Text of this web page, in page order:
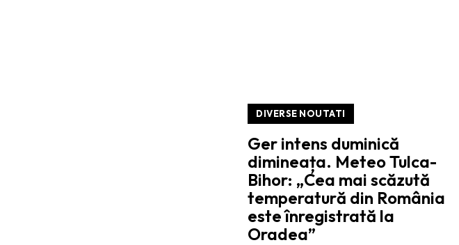
DIVERSE NOUTATI
Ger intens duminică
dimineața. Meteo Tulca-
Bihor: „Cea mai scăzută
temperatură din România
este înregistrată la
Oradea”